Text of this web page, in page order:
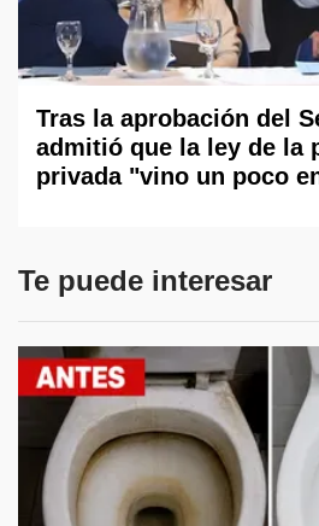
Tras la aprobación del
admitió que la ley de la
privada "vino un poco
Te puede interesar